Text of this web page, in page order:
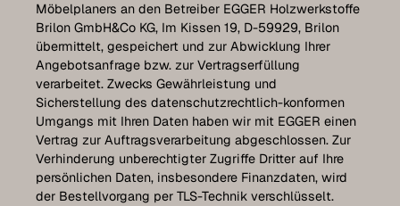
Möbelplaners an den Betreiber EGGER Holzwerkstoffe
Brilon GmbH&Co KG, Im Kissen 19, D-59929, Brilon
übermittelt, gespeichert und zur Abwicklung Ihrer
Angebotsanfrage bzw. zur Vertragserfüllung
verarbeitet. Zwecks Gewährleistung und
Sicherstellung des datenschutzrechtlich-konformen
Umgangs mit Ihren Daten haben wir mit EGGER einen
Vertrag zur Auftragsverarbeitung abgeschlossen. Zur
Verhinderung unberechtigter Zugriffe Dritter auf Ihre
persönlichen Daten, insbesondere Finanzdaten, wird
der Bestellvorgang per TLS-Technik verschlüsselt.